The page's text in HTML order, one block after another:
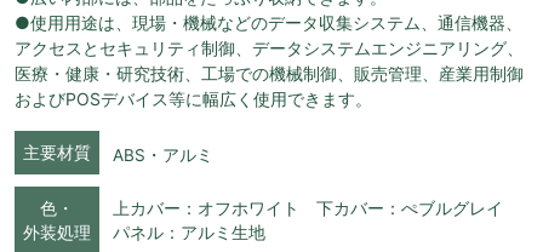
●使用用途は、現場・機械などのデータ収集システム、通信機器、
アクセスとセキュリティ制御、データシステムエンジニアリング、
医療・健康・研究技術、工場での機械制御、販売管理、産業用制御
およびPOSデバイス等に幅広く使用できます。
主要材質 ABS・アルミ
色・
外装処理
上カバー：オフホワイト 下カバー：ぺブルグレイ
パネル：アルミ生地